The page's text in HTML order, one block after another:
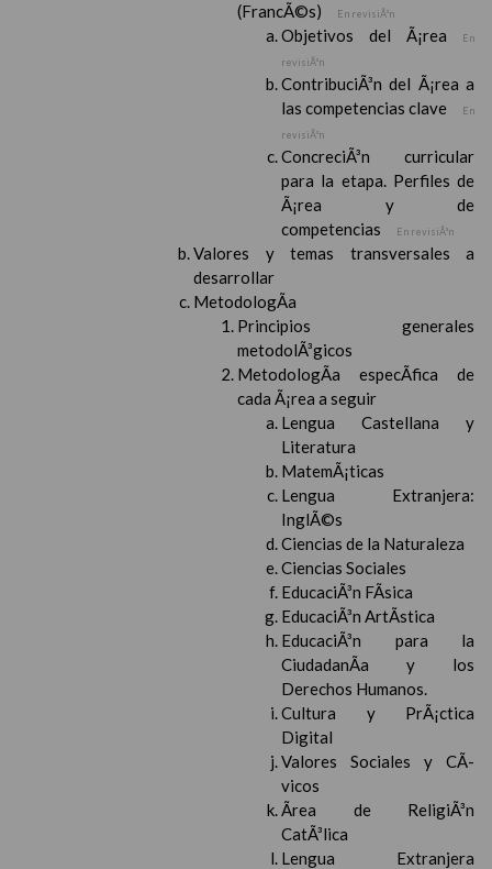
(FrancÃ©s) En revisiÃ³n
Objetivos del Ã¡rea
En
revisiÃ³n
ContribuciÃ³n del Ã¡rea a
las competencias clave
En
revisiÃ³n
ConcreciÃ³n curricular
para la etapa. Perfiles de
Ã¡rea y de
competencias
En revisiÃ³n
Valores y temas transversales a
desarrollar
MetodologÃ­a
Principios generales
metodolÃ³gicos
MetodologÃ­a especÃ­fica de
cada Ã¡rea a seguir
Lengua Castellana y
Literatura
MatemÃ¡ticas
Lengua Extranjera:
InglÃ©s
Ciencias de la Naturaleza
Ciencias Sociales
EducaciÃ³n FÃ­sica
EducaciÃ³n ArtÃ­stica
EducaciÃ³n para la
CiudadanÃ­a y los
Derechos Humanos.
Cultura y PrÃ¡ctica
Digital
Valores Sociales y CÃ­
vicos
Ãrea de ReligiÃ³n
CatÃ³lica
Lengua Extranjera